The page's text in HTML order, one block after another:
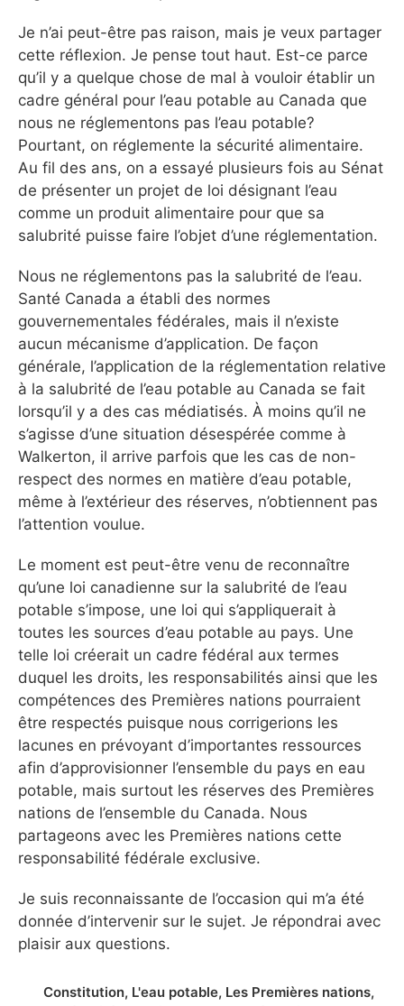
Je n’ai peut-être pas raison, mais je veux partager
cette réflexion. Je pense tout haut. Est-ce parce
qu’il y a quelque chose de mal à vouloir établir un
cadre général pour l’eau potable au Canada que
nous ne réglementons pas l’eau potable?
Pourtant, on réglemente la sécurité alimentaire.
Au fil des ans, on a essayé plusieurs fois au Sénat
de présenter un projet de loi désignant l’eau
comme un produit alimentaire pour que sa
salubrité puisse faire l’objet d’une réglementation.
Nous ne réglementons pas la salubrité de l’eau.
Santé Canada a établi des normes
gouvernementales fédérales, mais il n’existe
aucun mécanisme d’application. De façon
générale, l’application de la réglementation relative
à la salubrité de l’eau potable au Canada se fait
lorsqu’il y a des cas médiatisés. À moins qu’il ne
s’agisse d’une situation désespérée comme à
Walkerton, il arrive parfois que les cas de non-
respect des normes en matière d’eau potable,
même à l’extérieur des réserves, n’obtiennent pas
l’attention voulue.
Le moment est peut-être venu de reconnaître
qu’une loi canadienne sur la salubrité de l’eau
potable s’impose, une loi qui s’appliquerait à
toutes les sources d’eau potable au pays. Une
telle loi créerait un cadre fédéral aux termes
duquel les droits, les responsabilités ainsi que les
compétences des Premières nations pourraient
être respectés puisque nous corrigerions les
lacunes en prévoyant d’importantes ressources
afin d’approvisionner l’ensemble du pays en eau
potable, mais surtout les réserves des Premières
nations de l’ensemble du Canada. Nous
partageons avec les Premières nations cette
responsabilité fédérale exclusive.
Je suis reconnaissante de l’occasion qui m’a été
donnée d’intervenir sur le sujet. Je répondrai avec
plaisir aux questions.
Constitution, L'eau potable, Les Premières nations,